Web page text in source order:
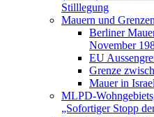
Stilllegung
Mauern und Grenzen
Berliner
November
EU
Grenze
Mauer in Israel
MLPD-
„Sofortiger Stopp